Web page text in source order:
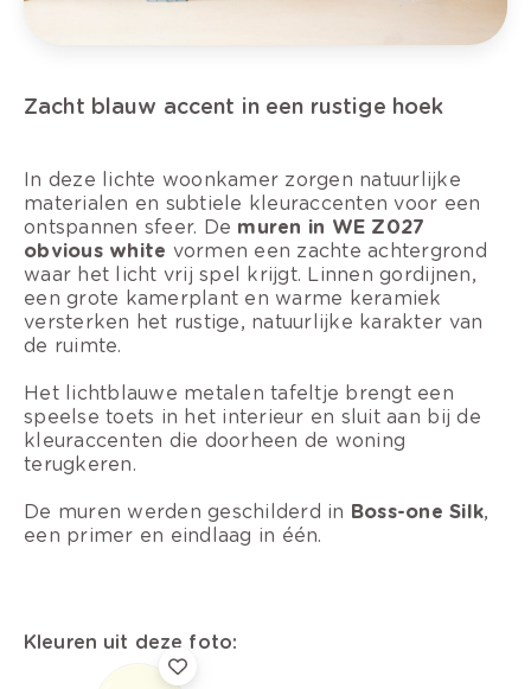
Zacht blauw accent in een rustige hoek
In deze lichte woonkamer zorgen natuurlijke
materialen en subtiele kleuraccenten voor een
ontspannen sfeer. De muren in WE Z027
obvious white vormen een zachte achtergrond
waar het licht vrij spel krijgt. Linnen gordijnen,
een grote kamerplant en warme keramiek
versterken het rustige, natuurlijke karakter van
de ruimte.
Het lichtblauwe metalen tafeltje brengt een
speelse toets in het interieur en sluit aan bij de
kleuraccenten die doorheen de woning
terugkeren.
De muren werden geschilderd in Boss-one Silk,
een primer en eindlaag in één.
Kleuren uit deze foto: